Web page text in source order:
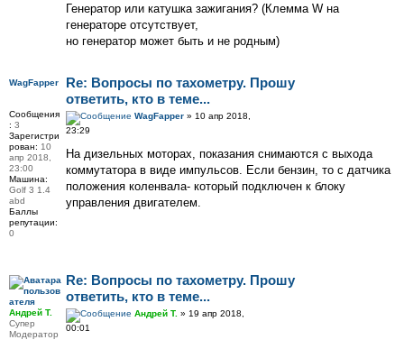
Генератор или катушка зажигания? (Клемма W на
генераторе отсутствует,
но генератор может быть и не родным)
Re: Вопросы по тахометру. Прошу
ответить, кто в теме...
WagFapper » 10 апр 2018,
23:29
На дизельных моторах, показания снимаются с выхода
коммутатора в виде импульсов. Если бензин, то с датчика
положения коленвала- который подключен к блоку
управления двигателем.
WagFapper
Сообщения
: 3
Зарегистри
рован: 10
апр 2018,
23:00
Машина:
Golf 3 1.4
abd
Баллы
репутации:
0
Re: Вопросы по тахометру. Прошу
ответить, кто в теме...
Андрей Т. » 19 апр 2018,
00:01
Андрей Т.
Супер
Модератор